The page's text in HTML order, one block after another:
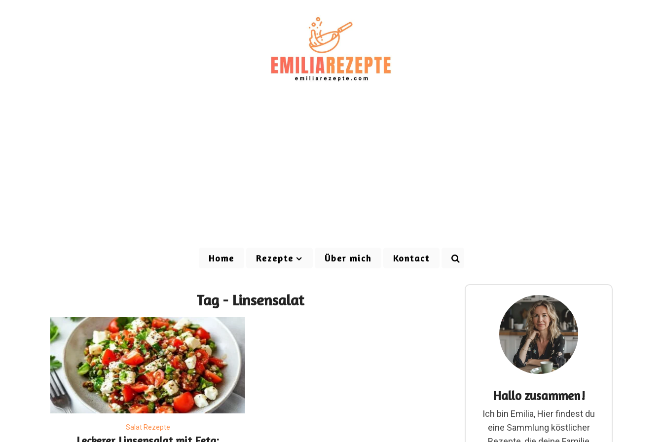
Home Rezepte Über mich Kontact
Tag - Linsensalat
Salat Rezepte
Hallo zusammen!
Ich bin Emilia, Hier findest du
eine Sammlung köstlicher